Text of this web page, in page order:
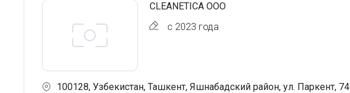
CLEANETICA ООО
с 2023 года
100128, Узбекистан, Ташкент, Яшнабадский район, ул. Паркент, 74